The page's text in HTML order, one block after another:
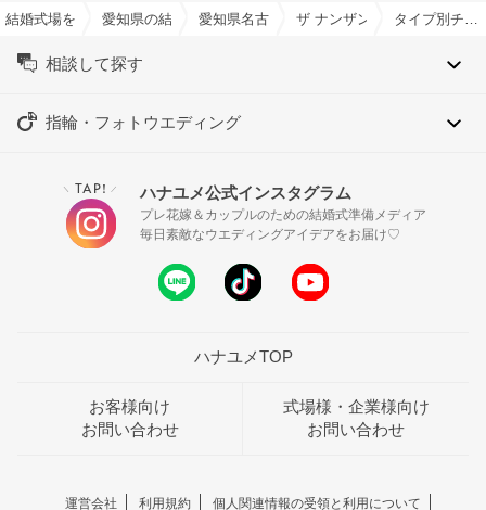
結婚式場を探すならハナユメ
愛知県の結婚式場一覧愛知県名古屋市の結婚式場一覧
ザ ナンザン ハウス（THE
相談して探す
指輪・フォトウエディング
＼ TAP! ／ ハナユメ公式インスタグラム
プレ花嫁＆カップルのための結婚式準備メディア
毎日素敵なウエディングアイデアをお届け♡
ハナユメTOP
お客様向け
お問い合わせ
式場様・企業様向け
お問い合わせ
運営会社 利用規約 個人関連情報の受領と利用について